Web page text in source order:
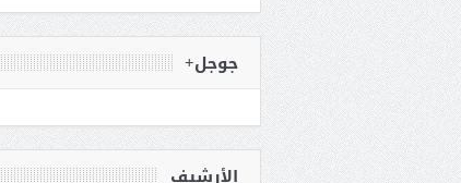
جوجل+
الأرشيف